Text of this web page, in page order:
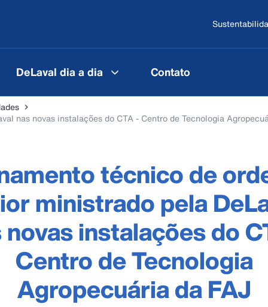
DeLaval dia a dia Contato
nas novas instalações do CTA - Centro de Tecnologia
técnico de
ministrado pela
novas instalações do
Centro de Tecnologia
Agropecuária da FAJ